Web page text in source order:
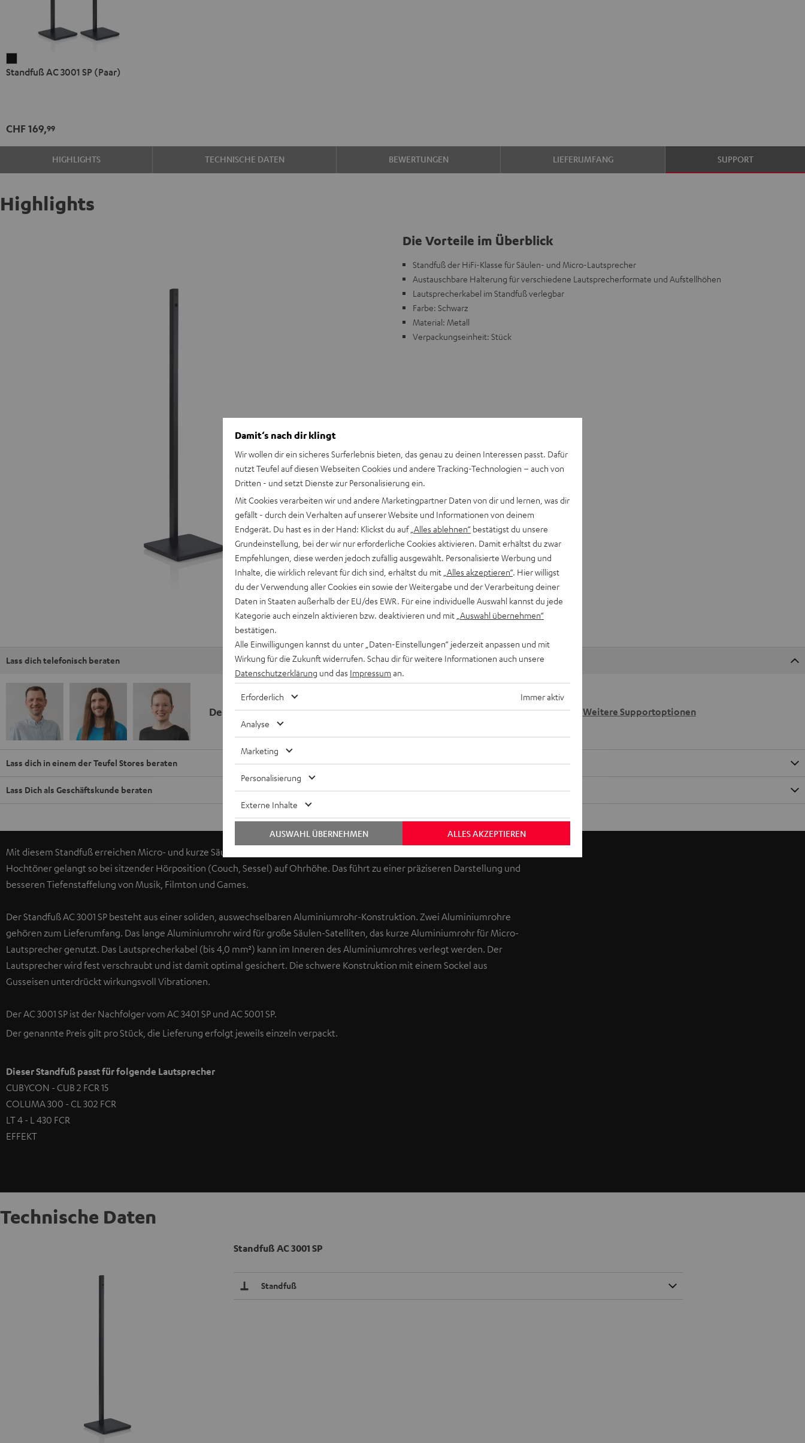
AC
Schwarz
Standfuß AC 3001 SP (Paar)
CHF 169,99
HIGHLIGHTS TECHNISCHE DATEN BEWERTUNGEN LIEFERUMFANG SUPPORT
Highlights
Die Vorteile im Überblick
Standfuß der HiFi-Klasse für Säulen- und Micro-Lautsprecher
Austauschbare Halterung für verschiedene Lautsprecherformate und Aufstellhöhen
Lautsprecherkabel im Standfuß verlegbar
Farbe: Schwarz
Material: Metall
Verpackungseinheit: Stück
Lass dich telefonisch beraten
Deine Kaufberatung
Keinen Store in der Nähe? Kein Problem, wir
beraten dich auch persönlich am Telefon.
Weitere Supportoptionen
Lass dich in einem der Teufel Stores beraten
Lass Dich als Geschäftskunde beraten
Mit diesem Standfuß erreichen Micro- und kurze Säulen-Lautsprecher eine optimale Wiedergabehöhe. Der entsprechende
Hochtöner gelangt so bei sitzender Hörposition (Couch, Sessel) auf Ohrhöhe. Das führt zu einer präziseren Darstellung und
besseren Tiefenstaffelung von Musik, Filmton und Games.
Der Standfuß AC 3001 SP besteht aus einer soliden, auswechselbaren Aluminiumrohr-Konstruktion. Zwei Aluminiumrohre
gehören zum Lieferumfang. Das lange Aluminiumrohr wird für große Säulen-Satelliten, das kurze Aluminiumrohr für Micro-
Lautsprecher genutzt. Das Lautsprecherkabel (bis 4,0 mm²) kann im Inneren des Aluminiumrohres verlegt werden. Der
Lautsprecher wird fest verschraubt und ist damit optimal gesichert. Die schwere Konstruktion mit einem Sockel aus
Gusseisen unterdrückt wirkungsvoll Vibrationen.
Der AC 3001 SP ist der Nachfolger vom AC 3401 SP und AC 5001 SP.
Der genannte Preis gilt pro Stück, die Lieferung erfolgt jeweils einzeln verpackt.
Dieser Standfuß passt für folgende Lautsprecher
CUBYCON - CUB 2 FCR 15
COLUMA 300 - CL 302 FCR
LT 4 - L 430 FCR
EFFEKT
Technische Daten
Standfuß AC 3001 SP
Standfuß
Damit‘s nach dir klingt
Wir wollen dir ein sicheres Surferlebnis bieten, das genau zu deinen Interessen passt. Dafür
nutzt Teufel auf diesen Webseiten Cookies und andere Tracking-Technologien – auch von
Dritten - und setzt Dienste zur Personalisierung ein.
Mit Cookies verarbeiten wir und andere Marketingpartner Daten von dir und lernen, was dir
gefällt - durch dein Verhalten auf unserer Website und Informationen von deinem
Endgerät. Du hast es in der Hand: Klickst du auf „Alles ablehnen“ bestätigst du unsere
Grundeinstellung, bei der wir nur erforderliche Cookies aktivieren. Damit erhältst du zwar
Empfehlungen, diese werden jedoch zufällig ausgewählt. Personalisierte Werbung und
Inhalte, die wirklich relevant für dich sind, erhältst du mit „Alles akzeptieren“. Hier willigst
du der Verwendung aller Cookies ein sowie der Weitergabe und der Verarbeitung deiner
Daten in Staaten außerhalb der EU/des EWR. Für eine individuelle Auswahl kannst du jede
Kategorie auch einzeln aktivieren bzw. deaktivieren und mit „Auswahl übernehmen“
bestätigen.
Alle Einwilligungen kannst du unter „Daten-Einstellungen“ jederzeit anpassen und mit
Wirkung für die Zukunft widerrufen. Schau dir für weitere Informationen auch unsere
Datenschutzerklärung und das Impressum an.
Erforderlich Immer aktiv
Analyse
Marketing
Personalisierung
Externe Inhalte
ALLES AKZEPTIEREN
AUSWAHL ÜBERNEHMEN